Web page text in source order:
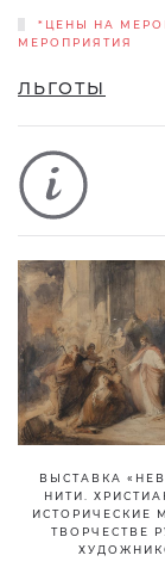
*ЦЕНЫ НА
МЕРОПРИЯТИЯ
ЛЬГОТЫ
ВЫСТАВКА
НИТИ.
ИСТОРИЧЕСКИЕ
ТВОРЧЕСТВЕ